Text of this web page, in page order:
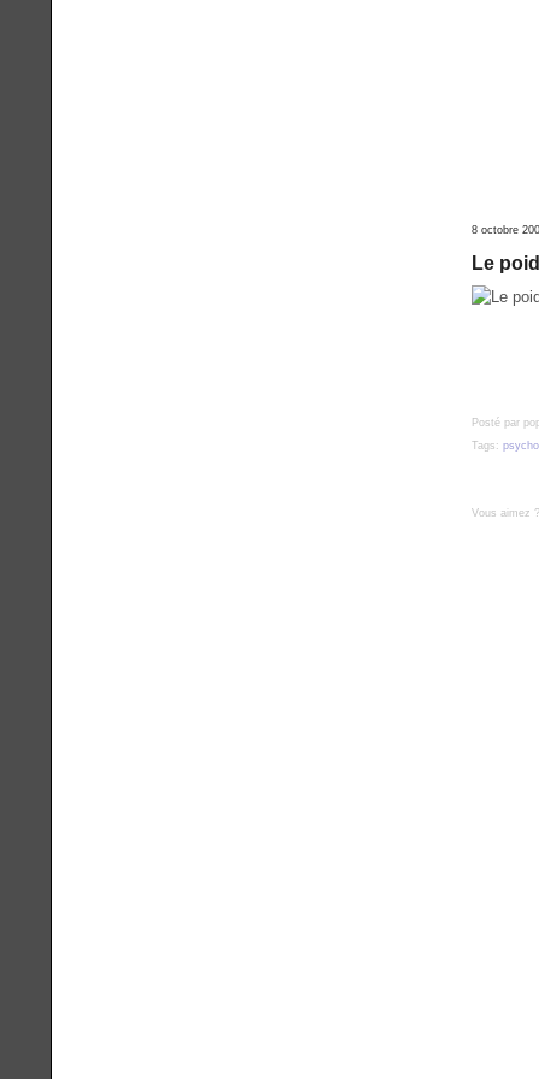
8 octobre
Le
Posté par
Tags:
Vous aimez ?